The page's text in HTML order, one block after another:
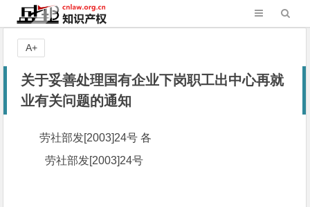
关于妥善处理国有企业下岗职工出中心再就
业有关问题的通知
劳社部发[2003]24号 各
劳社部发[2003]24号
A+